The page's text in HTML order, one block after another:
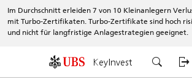
Im Durchschnitt erleiden 7 von 10 Kleinanlegern
mit Turbo-Zertifikaten. Turbo-Zertifikate sind hoch
und nicht für langfristige Anlagestrategien geeignet.
KeyInvest